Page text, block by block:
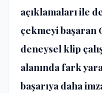
açıklamaları ile
çekmeyi başaran
deneysel klip
alanında fark
başarıya daha